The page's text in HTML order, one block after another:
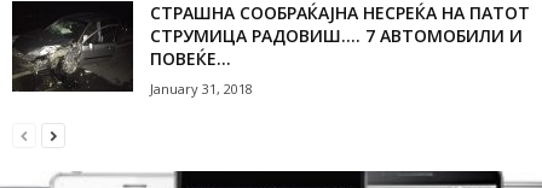
СТРАШНА СООБРАЌАЈНА НЕСРЕЌА НА ПАТОТ
СТРУМИЦА РАДОВИШ…. 7 АВТОМОБИЛИ И
ПОВЕЌЕ...
January 31, 2018